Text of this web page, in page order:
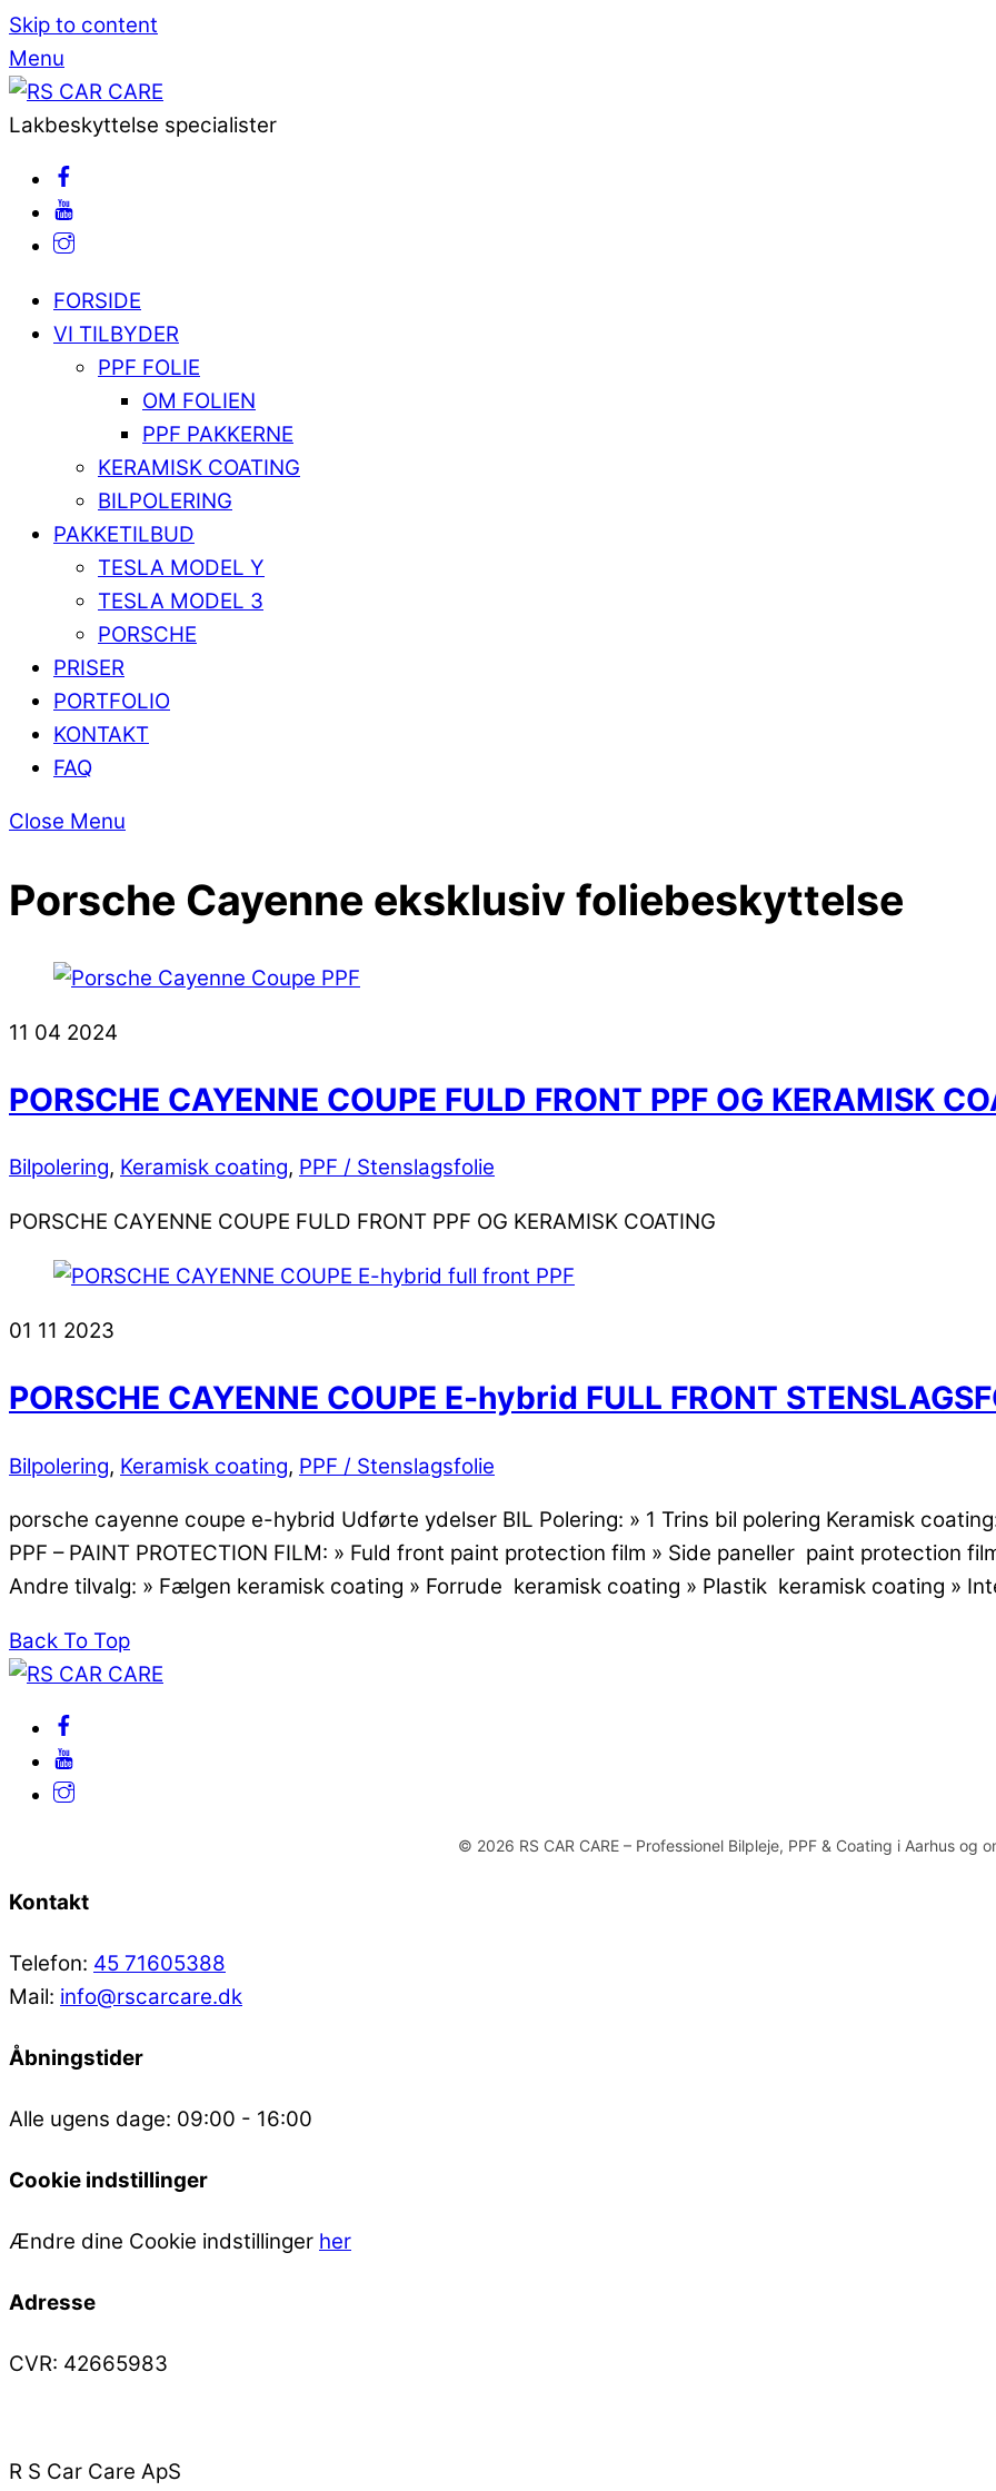
Skip to content
Menu
Lakbeskyttelse specialister
FORSIDE
VI TILBYDER
PPF FOLIE
OM FOLIEN
PPF PAKKERNE
KERAMISK COATING
BILPOLERING
PAKKETILBUD
TESLA MODEL Y
TESLA MODEL 3
PORSCHE
PRISER
PORTFOLIO
KONTAKT
FAQ
Close Menu
Porsche Cayenne eksklusiv foliebeskyttelse
11 04 2024
PORSCHE CAYENNE COUPE FULD FRONT PPF OG KERAMISK
Bilpolering, Keramisk coating, PPF / Stenslagsfolie
PORSCHE CAYENNE COUPE FULD FRONT PPF OG KERAMISK COATING
01 11 2023
PORSCHE CAYENNE COUPE E-hybrid FULL FRONT
Bilpolering, Keramisk coating, PPF / Stenslagsfolie
porsche cayenne coupe e-hybrid Udførte ydelser BIL Polering: » 1 Trins bil polering Keramisk
PPF – PAINT PROTECTION FILM: » Fuld front paint protection film » Side paneller paint protection
Andre tilvalg: » Fælgen keramisk coating » Forrude keramisk coating » Plastik keramisk coating »
Back To Top
© 2026 RS CAR CARE – Professionel Bilpleje, PPF & Coating i Aarhus og
Kontakt
Telefon: 45 71605388
Mail: info@rscarcare.dk
Åbningstider
Alle ugens dage: 09:00 - 16:00
Cookie indstillinger
Ændre dine Cookie indstillinger her
Adresse
CVR: 42665983
R S Car Care ApS